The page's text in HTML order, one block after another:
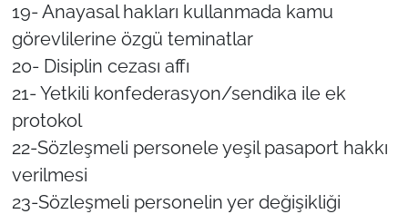
19- Anayasal hakları kullanmada kamu
görevlilerine özgü teminatlar
20- Disiplin cezası affı
21- Yetkili konfederasyon/sendika ile ek
protokol
22-Sözleşmeli personele yeşil pasaport hakkı
verilmesi
23-Sözleşmeli personelin yer değişikliği